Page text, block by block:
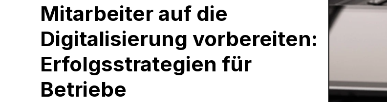
Mitarbeiter auf die
Digitalisierung vorbereiten:
Erfolgsstrategien für
Betriebe